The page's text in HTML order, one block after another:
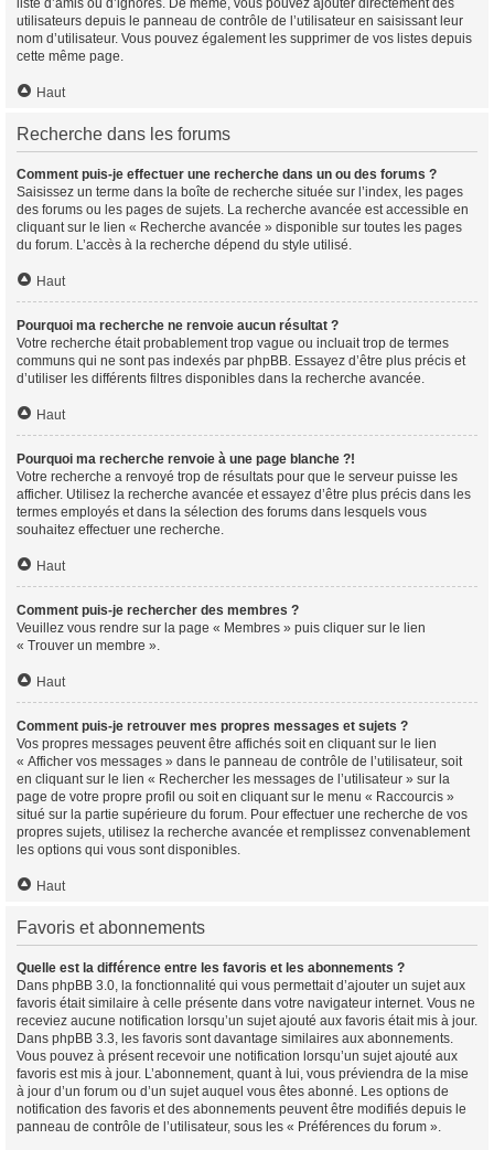
liste d’amis ou d’ignorés. De même, vous pouvez ajouter directement des
utilisateurs depuis le panneau de contrôle de l’utilisateur en saisissant leur
nom d’utilisateur. Vous pouvez également les supprimer de vos listes depuis
cette même page.
Haut
Recherche dans les forums
Comment puis-je effectuer une recherche dans un ou des forums ?
Saisissez un terme dans la boîte de recherche située sur l’index, les pages
des forums ou les pages de sujets. La recherche avancée est accessible en
cliquant sur le lien « Recherche avancée » disponible sur toutes les pages
du forum. L’accès à la recherche dépend du style utilisé.
Haut
Pourquoi ma recherche ne renvoie aucun résultat ?
Votre recherche était probablement trop vague ou incluait trop de termes
communs qui ne sont pas indexés par phpBB. Essayez d’être plus précis et
d’utiliser les différents filtres disponibles dans la recherche avancée.
Haut
Pourquoi ma recherche renvoie à une page blanche ?!
Votre recherche a renvoyé trop de résultats pour que le serveur puisse les
afficher. Utilisez la recherche avancée et essayez d’être plus précis dans les
termes employés et dans la sélection des forums dans lesquels vous
souhaitez effectuer une recherche.
Haut
Comment puis-je rechercher des membres ?
Veuillez vous rendre sur la page « Membres » puis cliquer sur le lien
« Trouver un membre ».
Haut
Comment puis-je retrouver mes propres messages et sujets ?
Vos propres messages peuvent être affichés soit en cliquant sur le lien
« Afficher vos messages » dans le panneau de contrôle de l’utilisateur, soit
en cliquant sur le lien « Rechercher les messages de l’utilisateur » sur la
page de votre propre profil ou soit en cliquant sur le menu « Raccourcis »
situé sur la partie supérieure du forum. Pour effectuer une recherche de vos
propres sujets, utilisez la recherche avancée et remplissez convenablement
les options qui vous sont disponibles.
Haut
Favoris et abonnements
Quelle est la différence entre les favoris et les abonnements ?
Dans phpBB 3.0, la fonctionnalité qui vous permettait d’ajouter un sujet aux
favoris était similaire à celle présente dans votre navigateur internet. Vous ne
receviez aucune notification lorsqu’un sujet ajouté aux favoris était mis à jour.
Dans phpBB 3.3, les favoris sont davantage similaires aux abonnements.
Vous pouvez à présent recevoir une notification lorsqu’un sujet ajouté aux
favoris est mis à jour. L’abonnement, quant à lui, vous préviendra de la mise
à jour d’un forum ou d’un sujet auquel vous êtes abonné. Les options de
notification des favoris et des abonnements peuvent être modifiés depuis le
panneau de contrôle de l’utilisateur, sous les « Préférences du forum ».